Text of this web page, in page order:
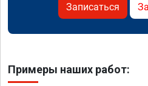
Записаться
Примеры наших работ: